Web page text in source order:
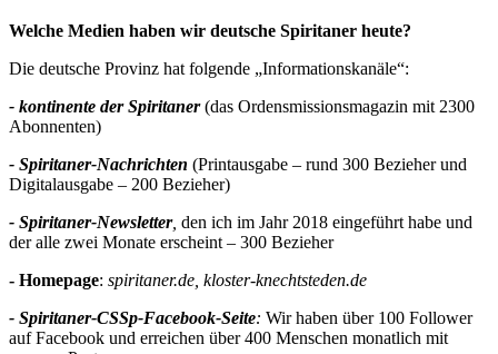
Welche Medien haben wir deutsche Spiritaner heute?
Die deutsche Provinz hat folgende „Informationskanäle“:
- kontinente der Spiritaner(das Ordensmissionsmagazin mit 2300
Abonnenten)
- Spiritaner-Nachrichten (Printausgabe – rund 300 Bezieher und
Digitalausgabe – 200 Bezieher)
- Spiritaner-Newsletter, den ich im Jahr 2018 eingeführt habe und
der alle zwei Monate erscheint – 300 Bezieher
- Homepage: spiritaner.de, kloster-knechtsteden.de
- Spiritaner-CSSp-Facebook-Seite: Wir haben über 100 Follower
auf Facebook und erreichen über 400 Menschen monatlich mit